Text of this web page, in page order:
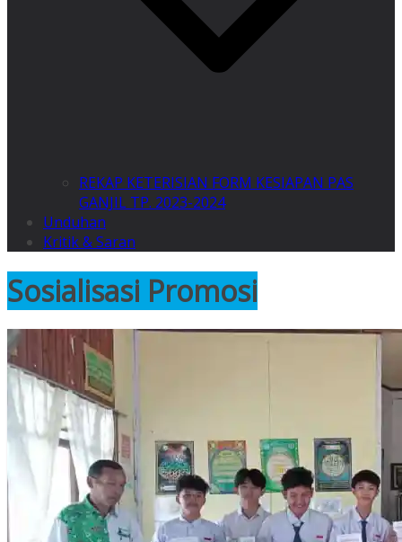
REKAP KETERISIAN FORM KESIAPAN PAS
GANJIL TP. 2023-2024
Unduhan
Kritik & Saran
Sosialisasi Promosi